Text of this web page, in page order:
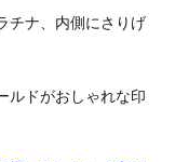
チナ、内側にさりげ
ルドがおしゃれな印